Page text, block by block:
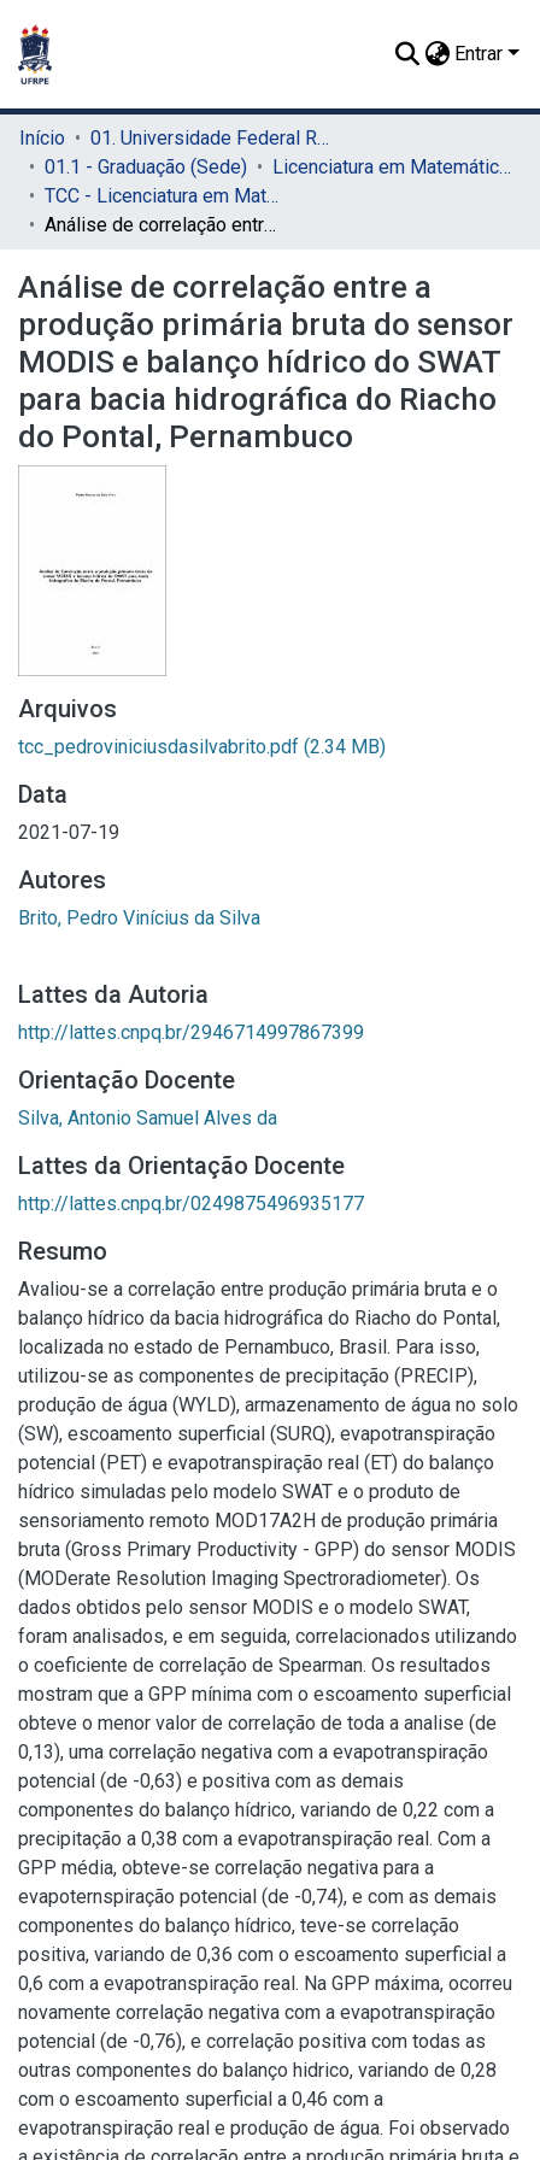
Entrar
Início
01. Universidade Federal Rural de Pernambuco - UFRPE (Sede)
01.1 - Graduação (Sede)
Licenciatura em Matemática (Sede)
TCC - Licenciatura em Matemática (Sede)
Análise de correlação entre a produção primária bruta do sensor MODIS e balanço hídrico do SWAT para bacia hidrográfica do Riacho do Pontal, Pernambuco
Análise de correlação entre a
produção primária bruta do sensor
MODIS e balanço hídrico do SWAT
para bacia hidrográfica do Riacho
do Pontal, Pernambuco
Arquivos
tcc_pedroviniciusdasilvabrito.pdf (2.34 MB)
Data
2021-07-19
Autores
Brito, Pedro Vinícius da Silva
Lattes da Autoria
http://lattes.cnpq.br/2946714997867399
Orientação Docente
Silva, Antonio Samuel Alves da
Lattes da Orientação Docente
http://lattes.cnpq.br/0249875496935177
Resumo
Avaliou-se a correlação entre produção primária bruta e o
balanço hídrico da bacia hidrográfica do Riacho do Pontal,
localizada no estado de Pernambuco, Brasil. Para isso,
utilizou-se as componentes de precipitação (PRECIP),
produção de água (WYLD), armazenamento de água no solo
(SW), escoamento superficial (SURQ), evapotranspiração
potencial (PET) e evapotranspiração real (ET) do balanço
hídrico simuladas pelo modelo SWAT e o produto de
sensoriamento remoto MOD17A2H de produção primária
bruta (Gross Primary Productivity - GPP) do sensor MODIS
(MODerate Resolution Imaging Spectroradiometer). Os
dados obtidos pelo sensor MODIS e o modelo SWAT,
foram analisados, e em seguida, correlacionados utilizando
o coeficiente de correlação de Spearman. Os resultados
mostram que a GPP mínima com o escoamento superficial
obteve o menor valor de correlação de toda a analise (de
0,13), uma correlação negativa com a evapotranspiração
potencial (de -0,63) e positiva com as demais
componentes do balanço hídrico, variando de 0,22 com a
precipitação a 0,38 com a evapotranspiração real. Com a
GPP média, obteve-se correlação negativa para a
evapoternspiração potencial (de -0,74), e com as demais
componentes do balanço hídrico, teve-se correlação
positiva, variando de 0,36 com o escoamento superficial a
0,6 com a evapotranspiração real. Na GPP máxima, ocorreu
novamente correlação negativa com a evapotranspiração
potencial (de -0,76), e correlação positiva com todas as
outras componentes do balanço hidrico, variando de 0,28
com o escoamento superficial a 0,46 com a
evapotranspiração real e produção de água. Foi observado